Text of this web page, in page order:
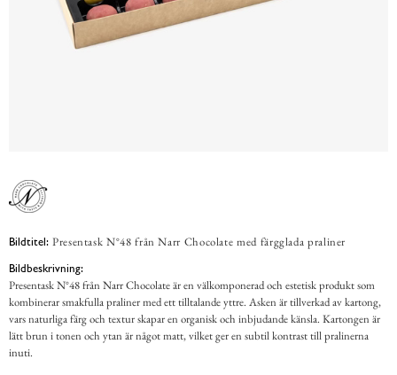
Bildtitel: Presentask N°48 från Narr Chocolate med färgglada praliner
Bildbeskrivning:
Presentask N°48 från Narr Chocolate är en välkomponerad och estetisk produkt som
kombinerar smakfulla praliner med ett tilltalande yttre. Asken är tillverkad av kartong,
vars naturliga färg och textur skapar en organisk och inbjudande känsla. Kartongen är
lätt brun i tonen och ytan är något matt, vilket ger en subtil kontrast till pralinerna
inuti.